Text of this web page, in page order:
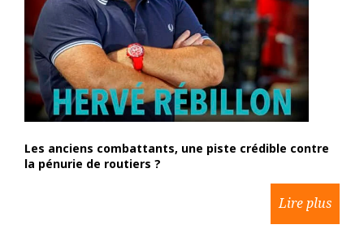
Les anciens combattants, une piste crédible contre
la pénurie de routiers ?